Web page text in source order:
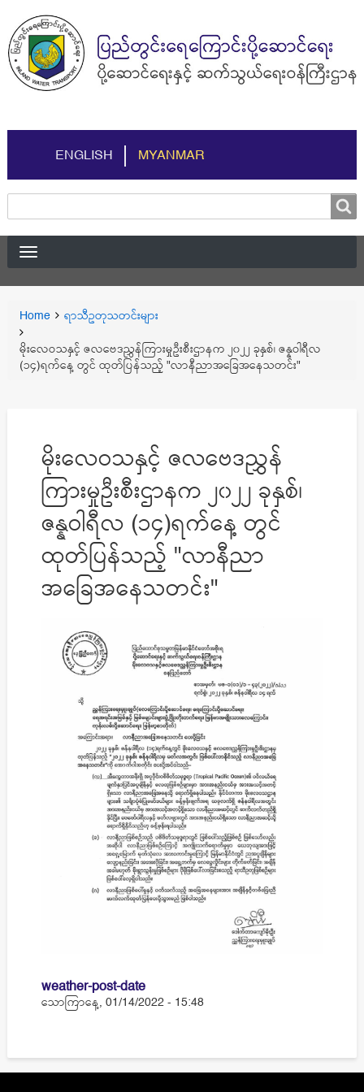
ENGLISH MYANMAR
Search
Breadcrumbs
You
are
here:
Home ရာသီဥတုသတင်းများ
မိုးလေဝသနှင့် ဇလဗေဒညွှန်ကြားမှုဦးစီးဌာနက ၂၀၂၂ ခုနှစ်၊ ဇန္နဝါရီလ
(၁၄)ရက်နေ့ တွင် ထုတ်ပြန်သည့် "လာနီညာအခြေအနေသတင်း"
မိုးလေဝသနှင့် ဇလဗေဒညွှန်
ကြားမှုဦးစီးဌာနက ၂၀၂၂ ခုနှစ်၊
ဇန္နဝါရီလ (၁၄)ရက်နေ့ တွင်
ထုတ်ပြန်သည့် "လာနီညာ
အခြေအနေသတင်း"
weather-post-date
သောကြာနေ့, 01/14/2022 - 15:48